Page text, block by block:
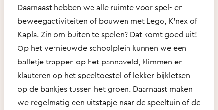
Daarnaast hebben we alle ruimte voor spel- en
beweegactiviteiten of bouwen met Lego, K'nex of
Kapla. Zin om buiten te spelen? Dat komt goed uit!
Op het vernieuwde schoolplein kunnen we een
balletje trappen op het pannaveld, klimmen en
klauteren op het speeltoestel of lekker bijkletsen
op de bankjes tussen het groen. Daarnaast maken
we regelmatig een uitstapje naar de speeltuin of de